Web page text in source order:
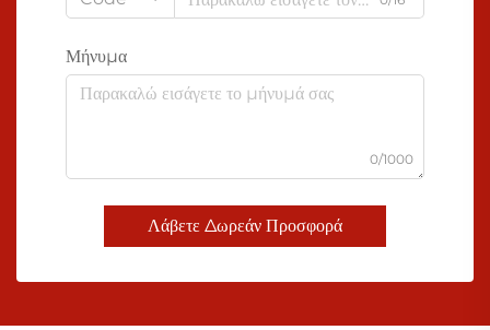
Μήνυμα
0/1000
Λάβετε Δωρεάν Προσφορά